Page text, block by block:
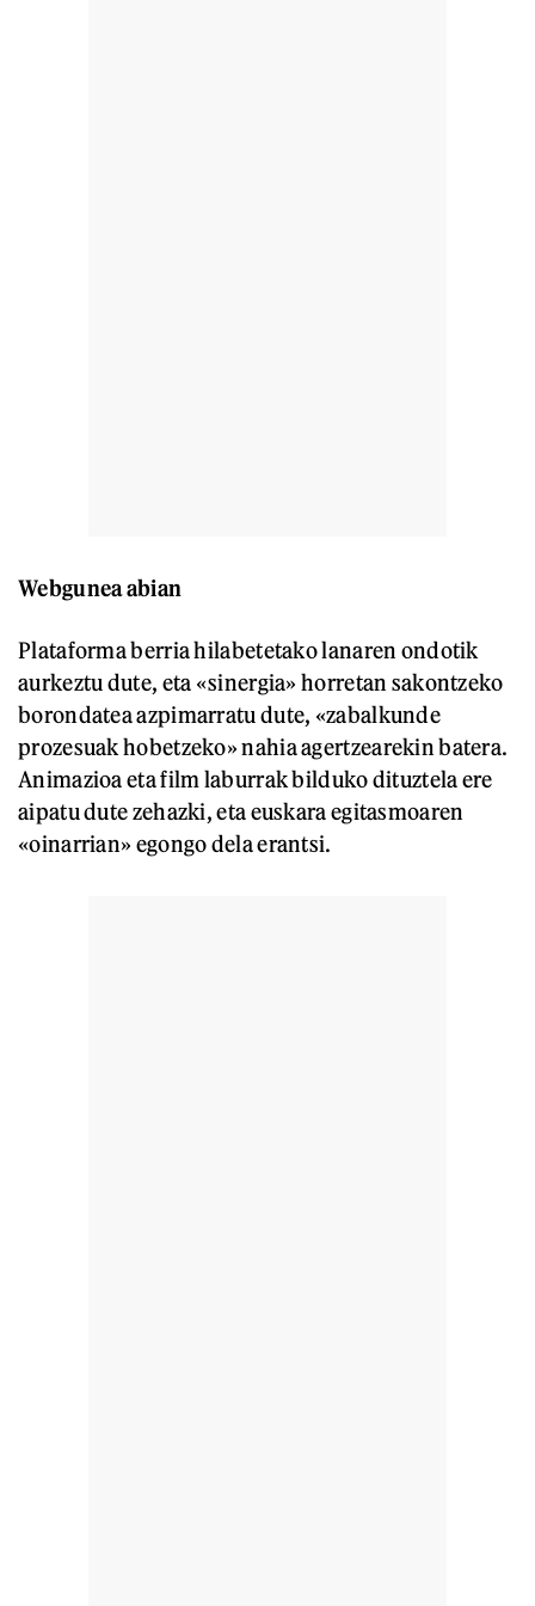
Webgunea abian
Plataforma berria hilabetetako lanaren ondotik
aurkeztu dute, eta «sinergia» horretan sakontzeko
borondatea azpimarratu dute, «zabalkunde
prozesuak hobetzeko» nahia agertzearekin batera.
Animazioa eta film laburrak bilduko dituztela ere
aipatu dute zehazki, eta euskara egitasmoaren
«oinarrian» egongo dela erantsi.